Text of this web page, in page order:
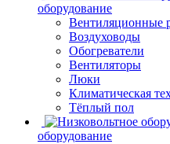
оборудование
Вентиляционные
Воздуховоды
Обогреватели
Вентиляторы
Люки
Климатическая
Тёплый пол
оборудование